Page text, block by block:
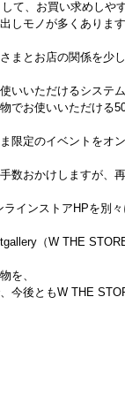
て、お買い求めしや
モノが多くありま
まとお店の関係を少
いいただけるシステム
でお使いいただける
限定のイベントをオ
おかけしますが、
インストアHPを別々
（W THE
を、
後ともW THE